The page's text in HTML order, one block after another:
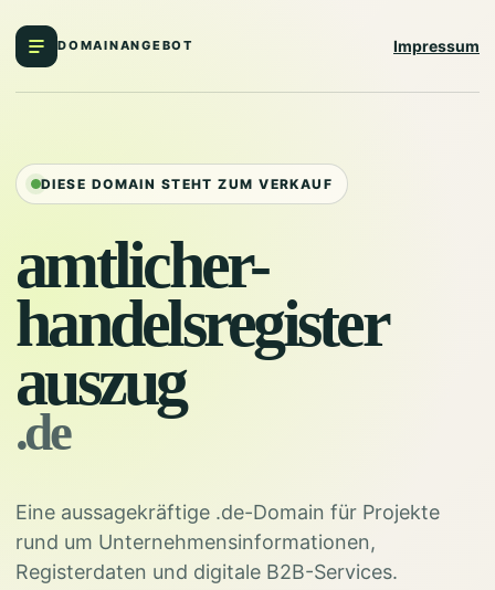
DOMAINANGEBOT Impressum
DIESE DOMAIN STEHT ZUM VERKAUF
amtlicher-
handelsregister
auszug
.de
Eine aussagekräftige .de-Domain für Projekte
rund um Unternehmensinformationen,
Registerdaten und digitale B2B-Services.